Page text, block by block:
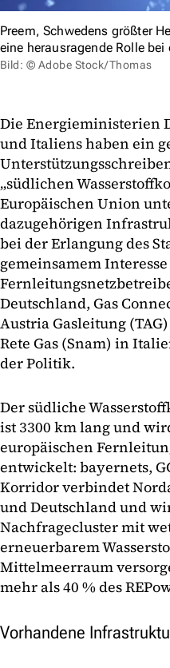
Preem, Schwedens größter
eine herausragende Rolle
Bild: © Adobe Stock/Thomas
Die Energieministerien
und Italiens haben ein
„südlichen
Europäischen Union
dazugehörigen
bei der Erlangung des
gemeinsamem
Deutschland, Gas
Austria Gasleitung
Rete Gas (Snam) in
der Politik.
Der südliche
ist 3300 km lang und
europäischen
entwickelt: bayernets,
Korridor verbindet
und Deutschland und
Nachfragecluster mit
erneuerbarem
Mittelmeerraum
mehr als 40 % des
Vorhandene